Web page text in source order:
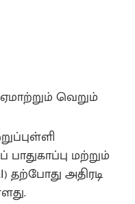
வெறும்
மற்றும்
அதிரடி